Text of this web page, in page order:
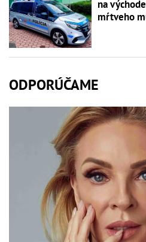
na
mŕtveho
ODPORÚČAME